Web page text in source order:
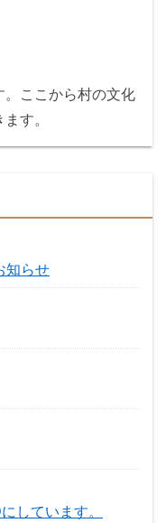
。ここから村の文化
す。
知らせ
しています。